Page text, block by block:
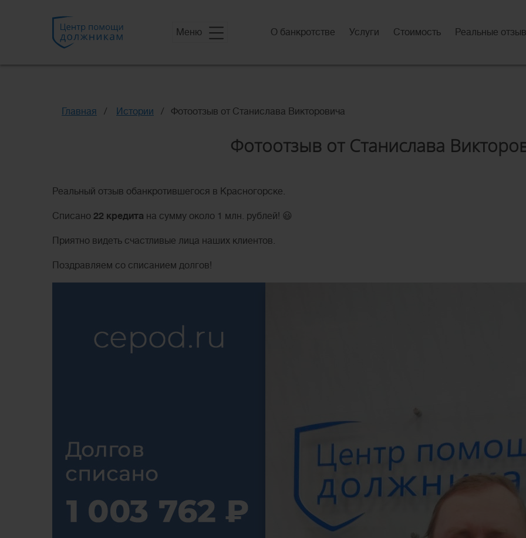
Меню О банкротстве Услуги Стоимость Реальные
Главная Истории Фотоотзыв от Станислава Викторовича
Фотоотзыв от Станислава
Реальный отзыв обанкротившегося в Красногорске.
Списано 22 кредита на сумму около 1 млн. рублей! 😃
Приятно видеть счастливые лица наших клиентов.
Поздравляем со списанием долгов!